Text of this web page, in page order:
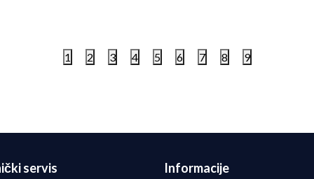
1 2 3 4 5 6 7 8 9
servis Informacije